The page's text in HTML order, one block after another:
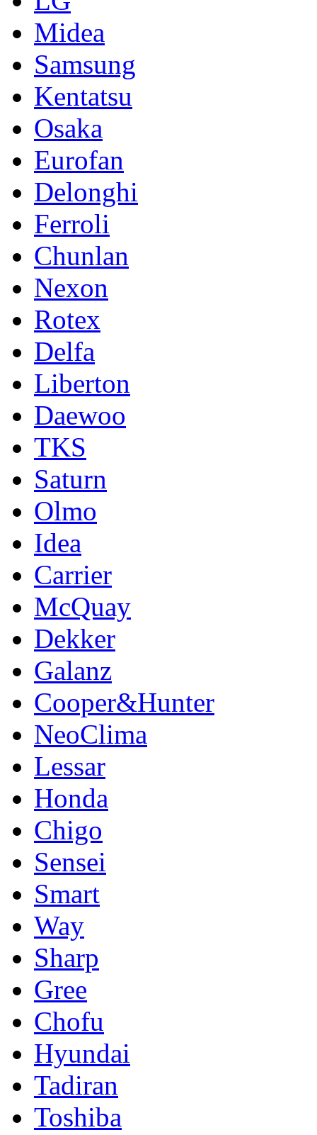
Midea
Samsung
Kentatsu
Osaka
Eurofan
Delonghi
Ferroli
Chunlan
Nexon
Rotex
Delfa
Liberton
Daewoo
TKS
Saturn
Olmo
Idea
Carrier
McQuay
Dekker
Galanz
Cooper&Hunter
NeoClima
Lessar
Honda
Chigo
Sensei
Smart
Way
Sharp
Gree
Chofu
Hyundai
Tadiran
Toshiba